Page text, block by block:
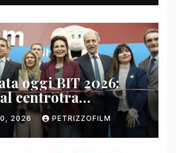
oggi BIT 2026:
centrotra
relazioni e business
2026 PETRIZZOFILM